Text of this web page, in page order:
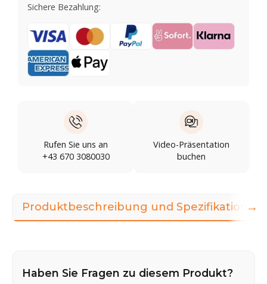
Sichere Bezahlung:
Rufen Sie uns an
+43 670 3080030
Video-Präsentation
buchen
Produktbeschreibung und Spezifikationen
Haben Sie Fragen zu diesem Produkt?
→